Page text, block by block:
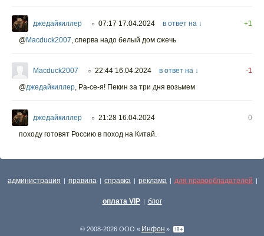
джедайкиллер ○ 07:17 17.04.2024 в ответ на ↓
+1
@Macduck2007, сперва надо белый дом сжечь
Macduck2007 ○ 22:44 16.04.2024 в ответ на ↓
-1
@джедайкиллер, Ра-се-я! Пекин за три дня возьмем
джедайкиллер ○ 21:28 16.04.2024
0
походу готовят Россию в поход на Китай.
администрация | правила | справка | реклама | для правообладателей |
оплата VIP | блог
© 2008-2026 ООО « Инфон »